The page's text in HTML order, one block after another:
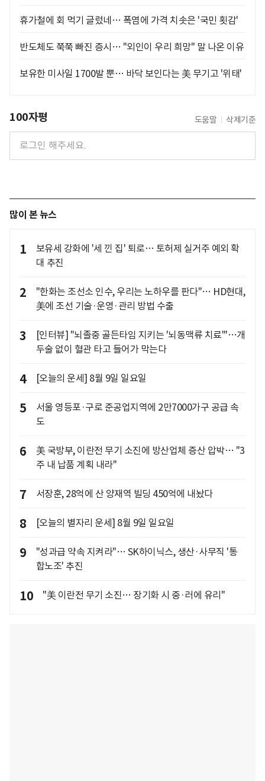
휴가철에 회 먹기 글렀네… 폭염에 가격 치솟은 '국민 횟감'
반도체도 쭉쭉 빠진 증시… "외인이 우리 희망" 말 나온 이유
보유한 미사일 1700발 뿐… 바닥 보인다는 美 무기고 '위태'
100자평 도움말 삭제기준
많이 본 뉴스
1
보유세 강화에 '세 낀 집' 퇴로… 토허제 실거주 예외 확
대 추진
2
"한화는 조선소 인수, 우리는 노하우를 판다"… HD현대,
美에 조선 기술·운영·관리 방법 수출
3
[인터뷰] "뇌졸중 골든타임 지키는 '뇌동맥류 치료'"…개
두술 없이 혈관 타고 들어가 막는다
4 [오늘의 운세] 8월 9일 일요일
5
서울 영등포·구로 준공업지역에 2만7000가구 공급 속
도
6
美 국방부, 이란전 무기 소진에 방산업체 증산 압박… "3
주 내 납품 계획 내라"
7 서장훈, 28억에 산 양재역 빌딩 450억에 내놨다
8 [오늘의 별자리 운세] 8월 9일 일요일
9
"성과급 약속 지켜라"… SK하이닉스, 생산·사무직 '통
합노조' 추진
10 "美 이란전 무기 소진… 장기화 시 중·러에 유리"